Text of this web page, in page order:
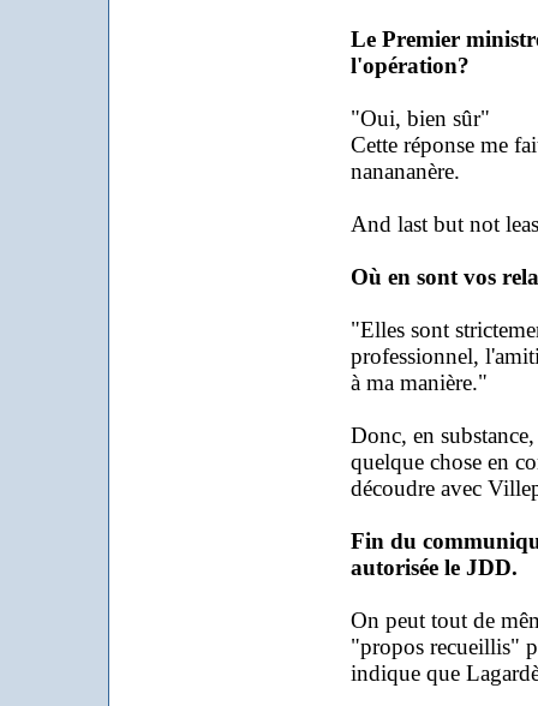
Le Premier
l'opération?
"Oui, bien sûr"
Cette réponse me
nanananère.
And last but not
Où en sont vos
"Elles sont
professionnel,
à ma manière."
Donc, en
quelque chose en
découdre avec
Fin du
autorisée le JDD.
On peut tout de
"propos recueillis"
indique que